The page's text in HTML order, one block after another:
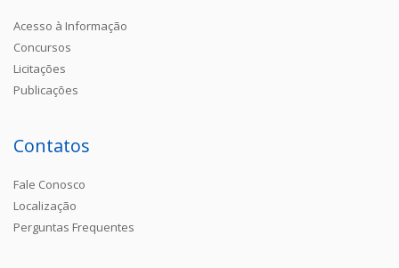
Acesso à Informação
Concursos
Licitações
Publicações
Contatos
Fale Conosco
Localização
Perguntas Frequentes